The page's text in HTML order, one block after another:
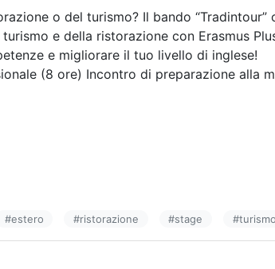
o del turismo? Il bando “Tradintour”
e della ristorazione con Erasmus
e migliorare il tuo livello di inglese!
(8 ore) Incontro di preparazione alla
#estero #ristorazione #stage #turismo